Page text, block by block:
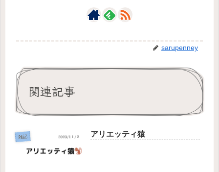
sarupenney
関連記事
雑記 アリエッティ猿